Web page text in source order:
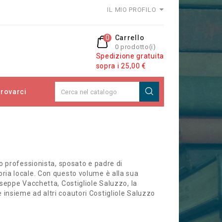
IL MIO PROFILO
Carrello
0 prodotto(i)
0
Spedizione gratuita
sopra i 25,00 €
professionista, sposato e padre di
locale. Con questo volume è alla sua
Vacchetta, Costigliole Saluzzo, la
insieme ad altri coautori Costigliole Saluzzo